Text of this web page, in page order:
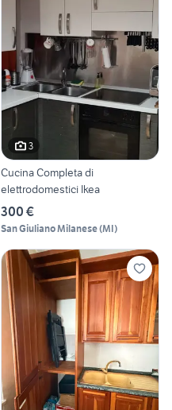
3
Cucina Completa di
elettrodomestici Ikea
300 €
San Giuliano Milanese(MI)